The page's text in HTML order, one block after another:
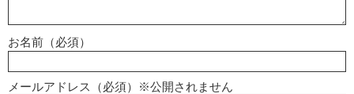
お名前（必須）
メールアドレス（必須）※公開されません